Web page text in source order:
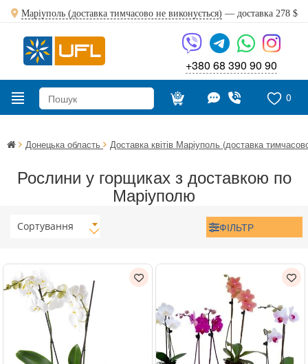
Маріуполь (доставка тимчасово не виконується) — доставка 278 $
+380 68 390 90 90
0
Донецька область Доставка квітів Маріуполь (доставка
Рослини у горщиках з доставкою по
Маріуполю
Сортування ФІЛЬТР